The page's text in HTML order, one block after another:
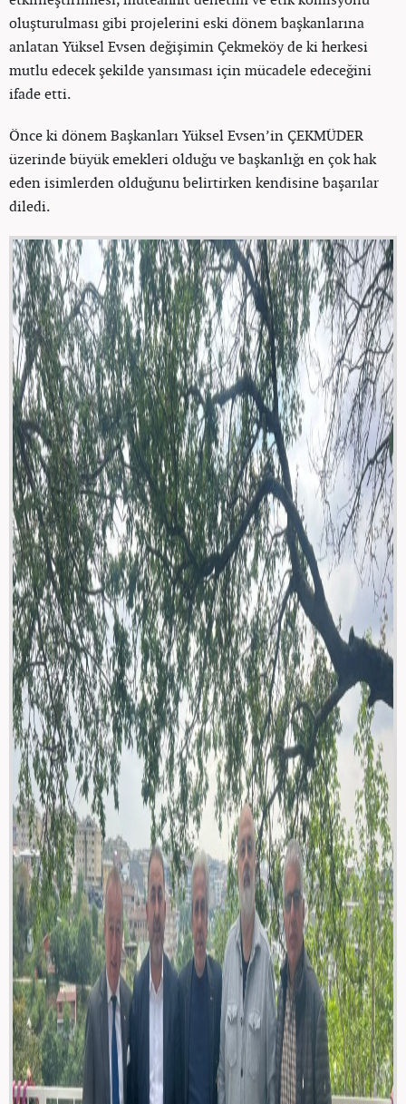
oluşturulması gibi projelerini eski dönem başkanlarına
anlatan Yüksel Evsen değişimin Çekmeköy de ki herkesi
mutlu edecek şekilde yansıması için mücadele edeceğini
ifade etti.
Önce ki dönem Başkanları Yüksel Evsen’in ÇEKMÜDER
üzerinde büyük emekleri olduğu ve başkanlığı en çok hak
eden isimlerden olduğunu belirtirken kendisine başarılar
diledi.